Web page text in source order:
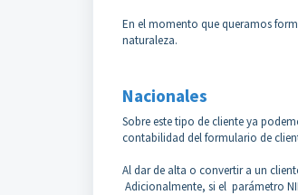
En el momento que queramos
naturaleza.
Nacionales
Sobre este tipo de cliente ya
contabilidad del formulario de
Al dar de alta o convertir a un
Adicionalmente, si el parámetro